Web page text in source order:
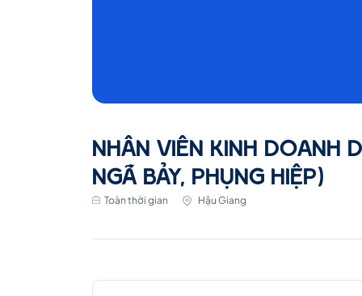
NHÂN VIÊN KINH DOANH
NGÃ BẢY, PHỤNG HIỆP)
Toàn thời gian Hậu Giang